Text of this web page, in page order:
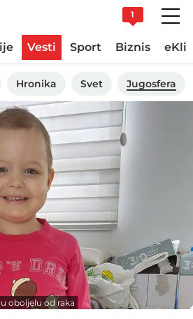
1
Vesti Sport Biznis
Hronika Svet Jugosfera
oboljelu od raka